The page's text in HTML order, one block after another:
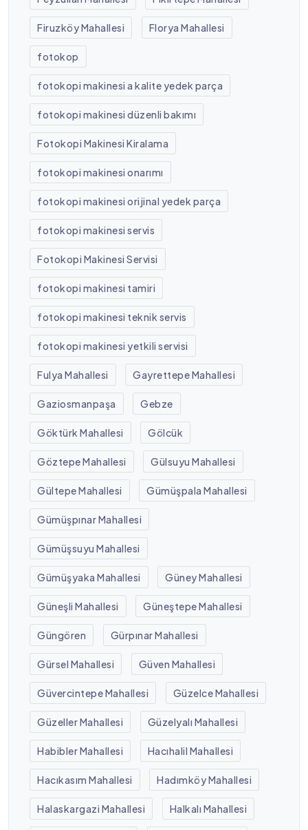
Firuzköy Mahallesi Florya Mahallesi
fotokop
fotokopi makinesi a kalite yedek parça
fotokopi makinesi düzenli bakımı
Fotokopi Makinesi Kiralama
fotokopi makinesi onarımı
fotokopi makinesi orijinal yedek parça
fotokopi makinesi servis
Fotokopi Makinesi Servisi
fotokopi makinesi tamiri
fotokopi makinesi teknik servis
fotokopi makinesi yetkili servisi
Fulya Mahallesi Gayrettepe Mahallesi
Gaziosmanpaşa Gebze
Göktürk Mahallesi Gölcük
Göztepe Mahallesi Gülsuyu Mahallesi
Gültepe Mahallesi Gümüşpala Mahallesi
Gümüşpınar Mahallesi
Gümüşsuyu Mahallesi
Gümüşyaka Mahallesi Güney Mahallesi
Güneşli Mahallesi Güneştepe Mahallesi
Güngören Gürpınar Mahallesi
Gürsel Mahallesi Güven Mahallesi
Güvercintepe Mahallesi Güzelce Mahallesi
Güzeller Mahallesi Güzelyalı Mahallesi
Habibler Mahallesi Hacıhalil Mahallesi
Hacıkasım Mahallesi Hadımköy Mahallesi
Halaskargazi Mahallesi Halkalı Mahallesi